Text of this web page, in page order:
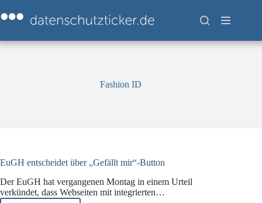
Inhalt
springen
Fashion ID
EuGH entscheidet über „Gefällt mir“-Button
Der EuGH hat vergangenen Montag in einem Urteil
verkündet, dass Webseiten mit integrierten…